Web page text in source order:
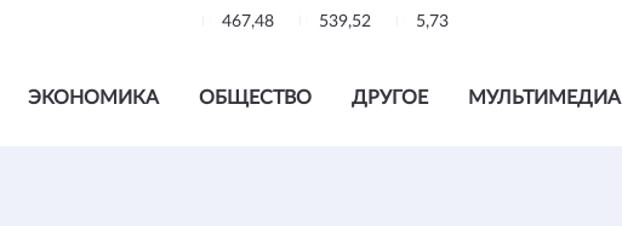
467,48 539,52 5,73
ЭКОНОМИКА ОБЩЕСТВО ДРУГОЕ МУЛЬТИМЕДИА